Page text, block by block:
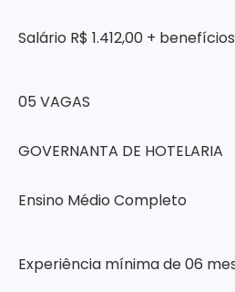
Salário R$ 1.412,00 + benefícios
05 VAGAS
GOVERNANTA DE HOTELARIA
Ensino Médio Completo
Experiência mínima de 06